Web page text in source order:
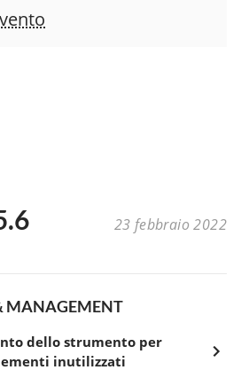
23 febbraio 2022
MANAGEMENT
dello strumento per
inutilizzati